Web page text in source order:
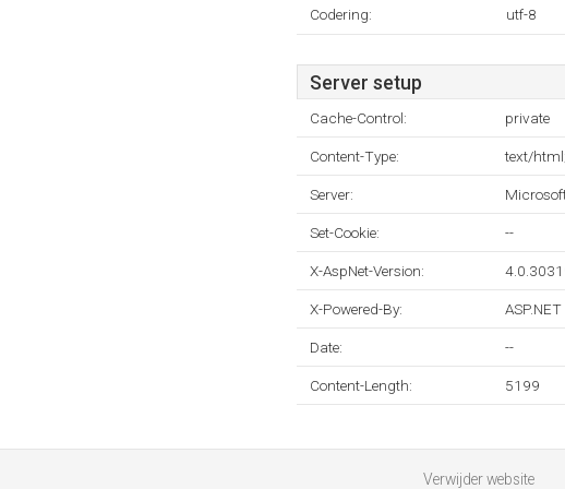
Codering: utf-8
Server setup
Cache-Control: private
Content-Type: text/
Server:
Set-Cookie: --
X-AspNet-Version:
X-Powered-By: ASP.NET
Date: --
Content-Length: 5199
Verwijder website